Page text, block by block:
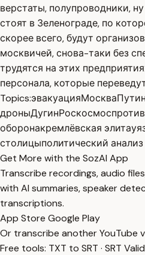
верстаты, полупроводники,
стоят в Зеленограде, по
скорее всего, будут
москвичей, снова-таки без
трудятся на этих
персонала, которые
Topics:эвакуацияМоскваПутин
дроныДугинРоскосмос
оборонакремлёвская элита
столицыполитический анализ
Get More with the SozAI App
Transcribe recordings, audio
with AI summaries, speaker
transcriptions.
App Store Google Play
Or transcribe another YouTube
Free tools: TXT to SRT · SRT